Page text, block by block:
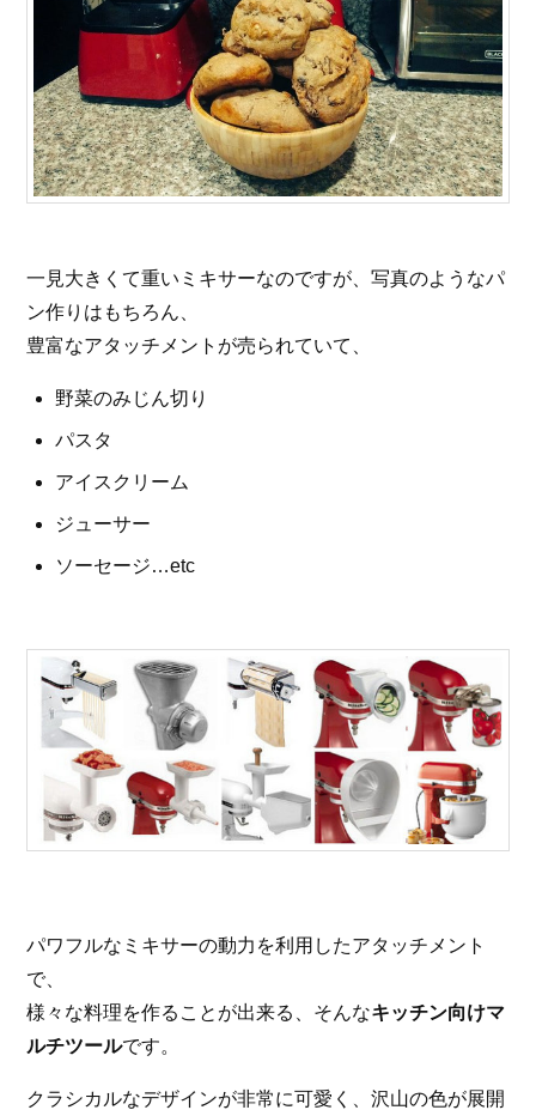
一見大きくて重いミキサーなのですが、写真のようなパ
ン作りはもちろん、
豊富なアタッチメントが売られていて、
野菜のみじん切り
パスタ
アイスクリーム
ジューサー
ソーセージ…etc
パワフルなミキサーの動力を利用したアタッチメント
で、
様々な料理を作ることが出来る、そんなキッチン向けマ
ルチツールです。
クラシカルなデザインが非常に可愛く、沢山の色が展開